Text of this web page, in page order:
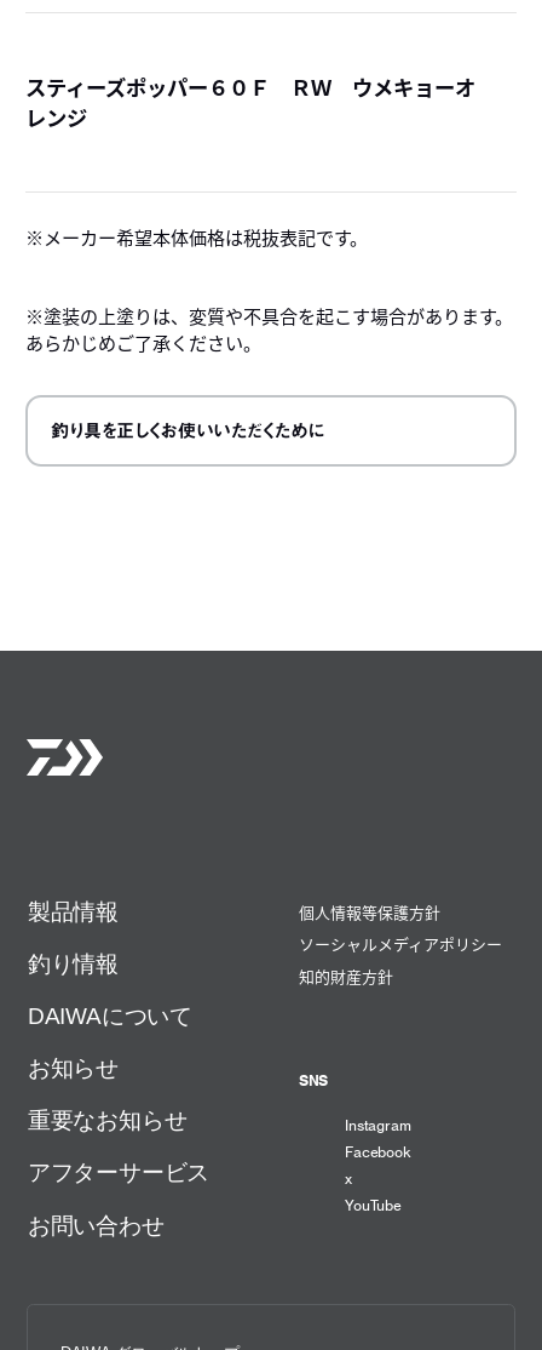
スティーズポッパー６０Ｆ ＲＷ ウメキョーオ
レンジ
メーカー希望本体価格は税抜表記です。
※塗装の上塗りは、変質や不具合を起こす場合があります。
あらかじめご了承ください。
釣り具を正しくお使いいただくために
製品情報
釣り情報
DAIWAについて
お知らせ
重要なお知らせ
アフターサービス
お問い合わせ
個人情報等保護方針
ソーシャルメディアポリシー
知的財産方針
SNS
Instagram
Facebook
x
YouTube